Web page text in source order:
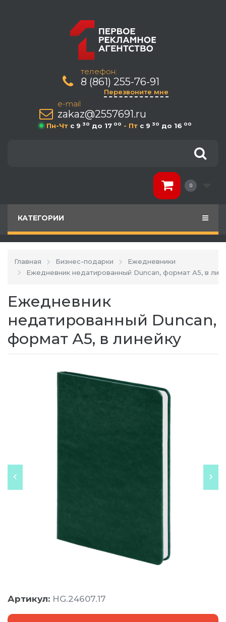
телефон:
8 (861) 255-76-91
Перезвоните мне
e-mail
zakaz@2557691.ru
Пн-Чт c 9 30 до 17 00 - Пт c 9 30 до 16 00
0
КАТЕГОРИИ
Главная Бизнес-подарки
Ежедневники
Ежедневник недатированный Duncan, формат А5, в
Ежедневник
недатированный Duncan,
формат А5, в линейку
Артикул: HG.24607.17